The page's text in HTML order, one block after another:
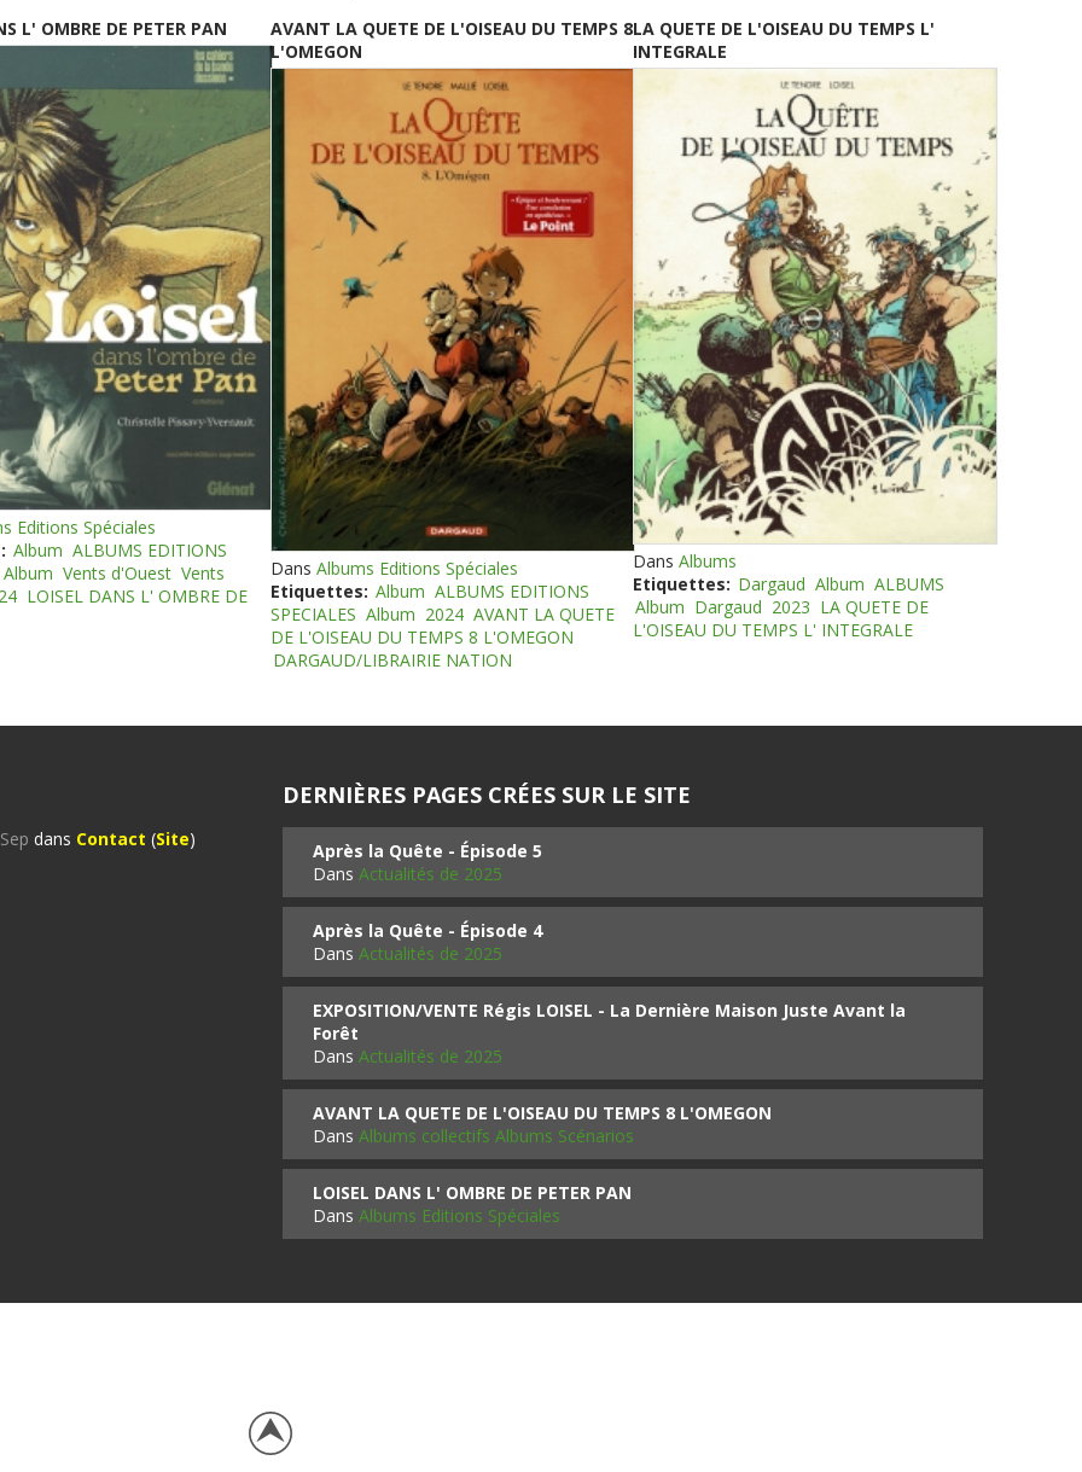
L' OMBRE DE PETER PAN
Editions Spéciales
Album ALBUMS EDITIONS
Album Vents d'Ouest Vents
LOISEL DANS L' OMBRE DE
AVANT LA QUETE DE L'OISEAU DU TEMPS 8
L'OMEGON
Dans Albums Editions Spéciales
Etiquettes: Album ALBUMS EDITIONS
SPECIALES Album 2024 AVANT LA QUETE
DE L'OISEAU DU TEMPS 8 L'OMEGON
DARGAUD/LIBRAIRIE NATION
LA QUETE DE L'OISEAU DU TEMPS L'
INTEGRALE
Dans Albums
Etiquettes: Dargaud Album ALBUMS
Album Dargaud 2023 LA QUETE DE
L'OISEAU DU TEMPS L' INTEGRALE
dans Contact (Site)
DERNIÈRES PAGES CRÉES SUR LE SITE
Après la Quête - Épisode 5
Dans Actualités de 2025
Après la Quête - Épisode 4
Dans Actualités de 2025
EXPOSITION/VENTE Régis LOISEL - La Dernière Maison Juste Avant la
Forêt
Dans Actualités de 2025
AVANT LA QUETE DE L'OISEAU DU TEMPS 8 L'OMEGON
Dans Albums collectifs Albums Scénarios
LOISEL DANS L' OMBRE DE PETER PAN
Dans Albums Editions Spéciales